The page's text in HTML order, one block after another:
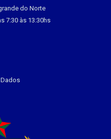
do Norte
7:30 às 13:30hs
Dados